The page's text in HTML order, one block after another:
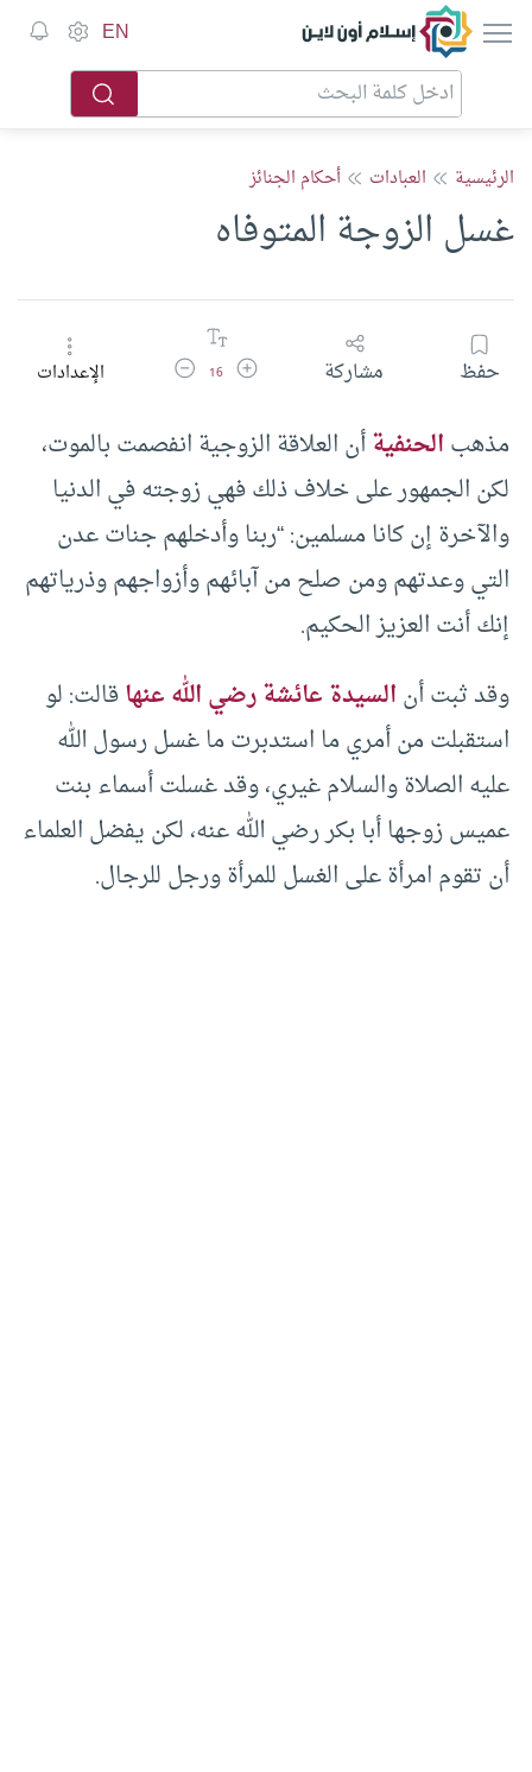
إسلام أون لاين EN
الرئيسية العبادات أحكام الجنائز
غسل الزوجة المتوفاه
حفظ مشاركة زيادة حجم الخط
16 تقليل حجم الخطالإعدادات
مذهبالحنفيةأن العلاقة الزوجية انفصمت بالموت،
لكن الجمهور على خلاف ذلك فهي زوجته في الدنيا
والآخرة إن كانا مسلمين: “ربنا وأدخلهم جنات عدن
التي وعدتهم ومن صلح من آبائهم وأزواجهم وذرياتهم
إنك أنت العزيز الحكيم.
وقد ثبت أنالسيدة عائشة رضي الله عنهاقالت: لو
استقبلت من أمري ما استدبرت ما غسل رسول الله
عليه الصلاة والسلام غيري، وقد غسلت أسماء بنت
عميس زوجها أبا بكر رضي الله عنه، لكن يفضل العلماء
أن تقوم امرأة على الغسل للمرأة ورجل للرجال.